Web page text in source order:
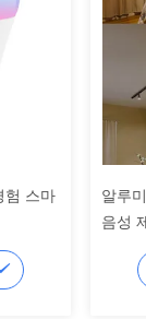
험 스마
알루
음성